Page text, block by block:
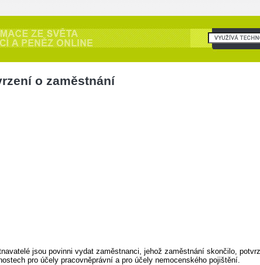
o zaměstnání
jsou povinni vydat zaměstnanci, jehož zaměstnání skončilo,
pro účely pracovněprávní a pro účely nemocenského pojištění.